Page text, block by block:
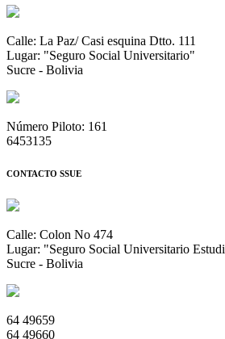
Calle: La Paz/ Casi esquina Dtto. 111
Lugar: "Seguro Social Universitario"
Sucre - Bolivia
Número Piloto: 161
6453135
CONTACTO SSUE
Calle: Colon No 474
Lugar: "Seguro Social Universitario
Sucre - Bolivia
64 49659
64 49660